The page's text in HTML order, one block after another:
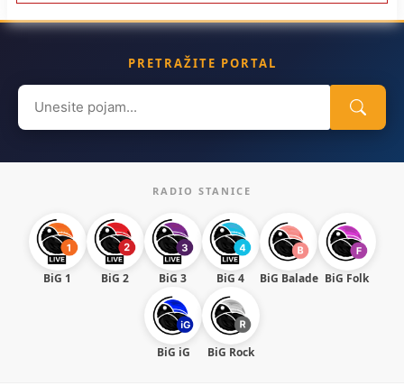
PRETRAŽITE PORTAL
Search
for:
RADIO STANICE
BiG 1 BiG 2 BiG 3 BiG 4 BiG Balade BiG Folk
BiG iG BiG Rock